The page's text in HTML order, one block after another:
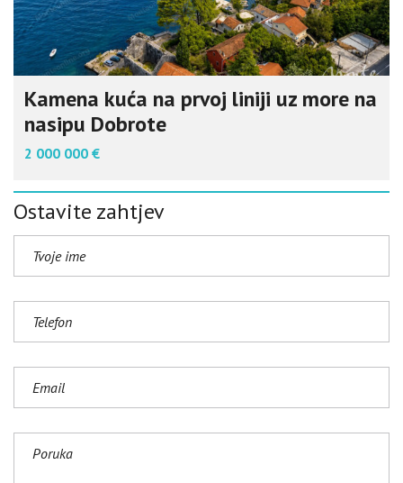
Kamena kuća na prvoj liniji uz more na
nasipu Dobrote
2 000 000 €
Ostavite zahtjev